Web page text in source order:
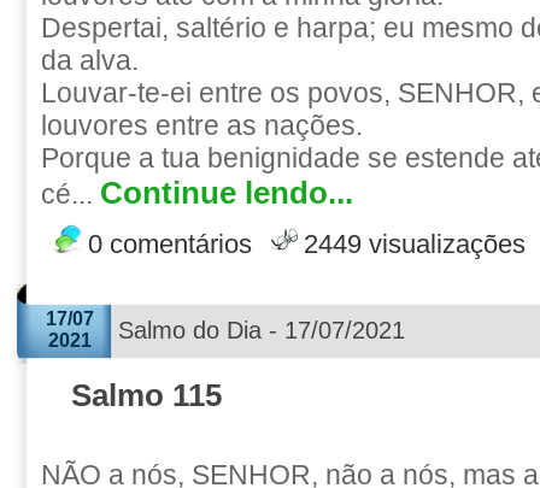
Despertai, saltério e harpa; eu mesmo
da alva.
Louvar-te-ei entre os povos, SENHOR,
louvores entre as nações.
Porque a tua benignidade se estende
cé... Continue lendo...
0 comentários 2449 visualizações
17/07
2021
Salmo do Dia - 17/07/2021
Salmo 115
NÃO a nós, SENHOR, não a nós, mas